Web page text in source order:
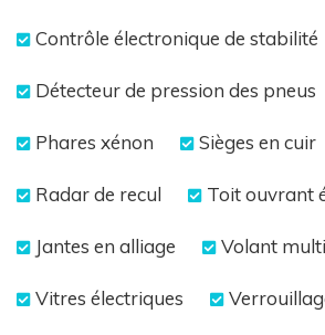
Contrôle électronique de stabilité
Détecteur de pression des pneus
Phares xénon Sièges en cuir
Radar de recul Toit ouvrant
Jantes en alliage Volant
Vitres électriques